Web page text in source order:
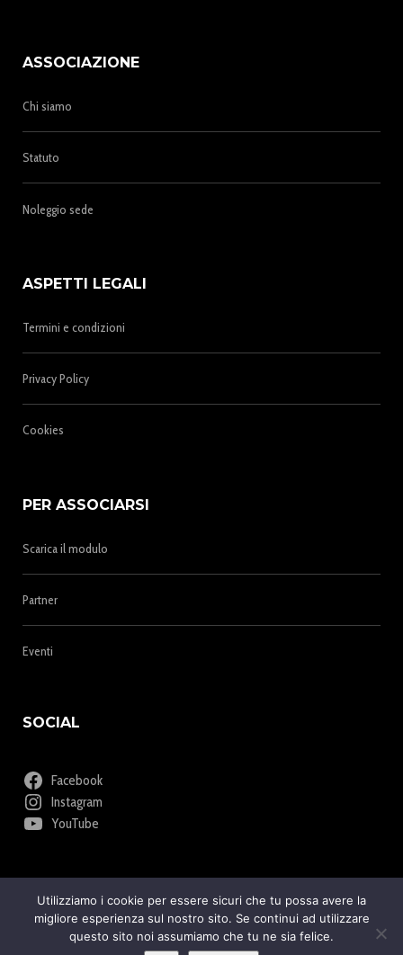
ASSOCIAZIONE
Chi siamo
Statuto
Noleggio sede
ASPETTI LEGALI
Termini e condizioni
Privacy Policy
Cookies
PER ASSOCIARSI
Scarica il modulo
Partner
Eventi
SOCIAL
Facebook
Instagram
YouTube
Utilizziamo i cookie per essere sicuri che tu possa avere la
migliore esperienza sul nostro sito. Se continui ad utilizzare
questo sito noi assumiamo che tu ne sia felice.